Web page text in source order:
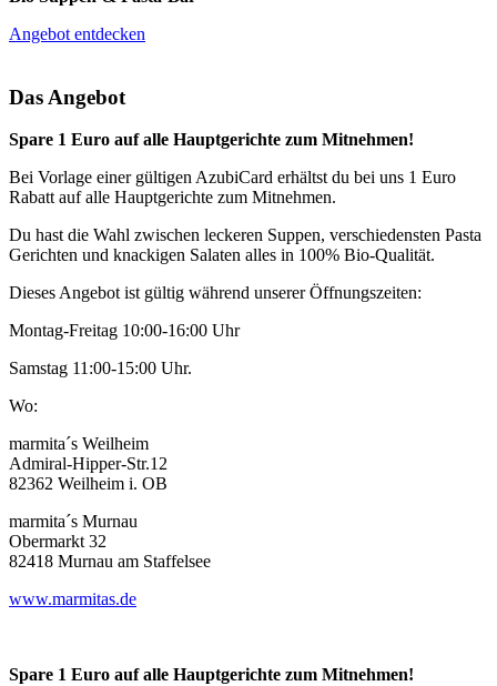
Angebot entdecken
Das Angebot
Spare 1 Euro auf alle Hauptgerichte zum Mitnehmen!
Bei Vorlage einer gültigen AzubiCard erhältst du bei uns 1 Euro
Rabatt auf alle Hauptgerichte zum Mitnehmen.
Du hast die Wahl zwischen leckeren Suppen, verschiedensten Pasta
Gerichten und knackigen Salaten alles in 100% Bio-Qualität.
Dieses Angebot ist gültig während unserer Öffnungszeiten:
Montag-Freitag 10:00-16:00 Uhr
Samstag 11:00-15:00 Uhr.
Wo:
marmita´s Weilheim
Admiral-Hipper-Str.12
82362 Weilheim i. OB
marmita´s Murnau
Obermarkt 32
82418 Murnau am Staffelsee
www.marmitas.de
Spare 1 Euro auf alle Hauptgerichte zum Mitnehmen!